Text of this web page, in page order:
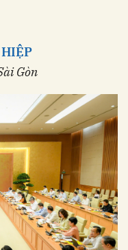
Gòn